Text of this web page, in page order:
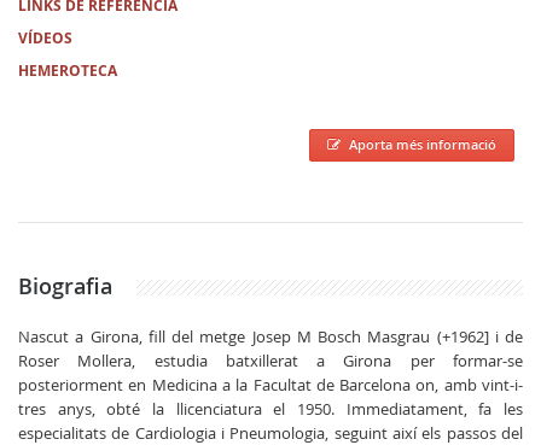
LINKS DE REFERÈNCIA
VÍDEOS
HEMEROTECA
Aporta més informació
Biografia
Nascut a Girona, fill del metge Josep M Bosch Masgrau (+1962] i de
Roser Mollera, estudia batxillerat a Girona per formar-se
posteriorment en Medicina a la Facultat de Barcelona on, amb vint-i-
tres anys, obté la llicenciatura el 1950. Immediatament, fa les
especialitats de Cardiologia i Pneumologia, seguint així els passos del